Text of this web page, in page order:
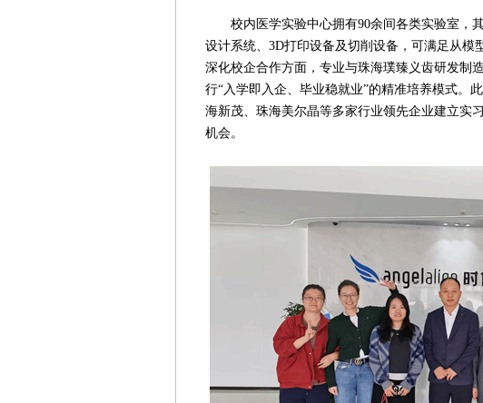
校内医学实验中心拥有90余间各类实验室，
设计系统、3D打印设备及切削设备，可满足从模
深化校企合作方面，专业与珠海璞臻义齿研发制
行“入学即入企、毕业稳就业”的精准培养模式。
海新茂、珠海美尔晶等多家行业领先企业建立实
机会。